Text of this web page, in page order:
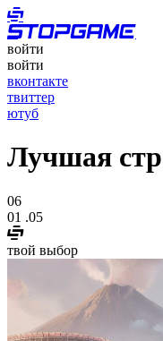
войти
войти
вконтакте
твиттер
ютуб
Лучшая
06
01 .05
твой выбор